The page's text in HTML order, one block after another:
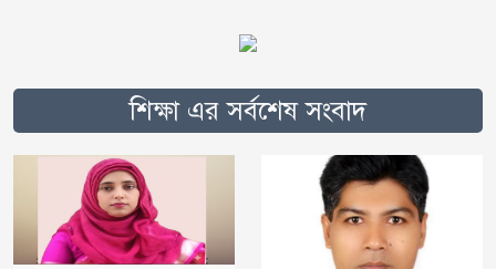
শিক্ষা এর সর্বশেষ সংবাদ